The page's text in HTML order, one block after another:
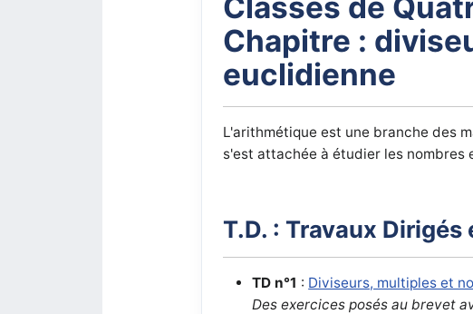
Chapitre :
euclidienne
L'arithmétique est une branche des
s'est attachée à étudier les nombres
T.D. : Travaux
TD n°1 : Diviseurs, multiples et
Des exercices posés au brevet